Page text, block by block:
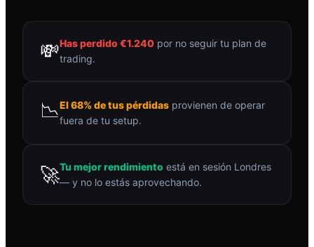
💸Has perdido €1.240 por no seguir tu plan de
trading.
📉El 68% de tus pérdidas provienen de operar
fuera de tu setup.
🚀Tu mejor rendimiento está en sesión Londres
— y no lo estás aprovechando.